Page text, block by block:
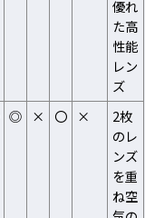
優れ
た高
性能
レン
ズ
◎ × 〇 ×
2枚
のレ
ンズ
を重
ね空